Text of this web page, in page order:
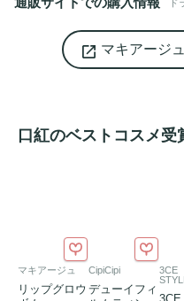
ド
マキアージ
口紅のベストコスメ受
マキアージュ
リップグロウ
CipiCipi
デューイフィ
3CE